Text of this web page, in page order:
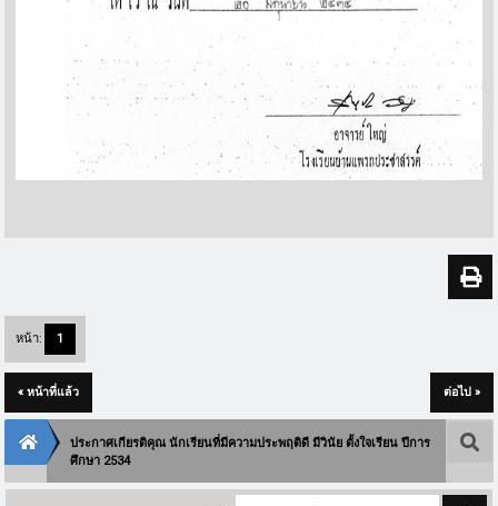
หน้า: 1
« หน้าที่แล้ว ต่อไป »
ประกาศเกียรติคุณ นักเรียนที่มีความประพฤติดี มีวินัย ตั้งใจเรียน ปีการ
ศึกษา 2534